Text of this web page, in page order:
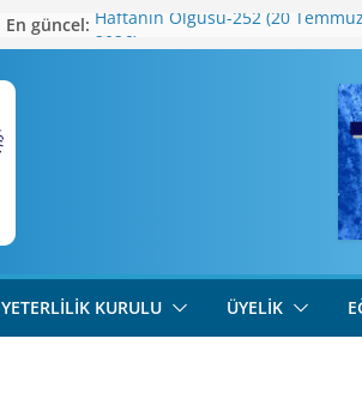
En güncel: Haftanın Olgusu-252 (20 Temmuz
2026)
Haftanın Olgusu-254 (3 Ağustos
Haftanın Olgusu-253 (27
YETERLILIK KURULU ÜYELIK